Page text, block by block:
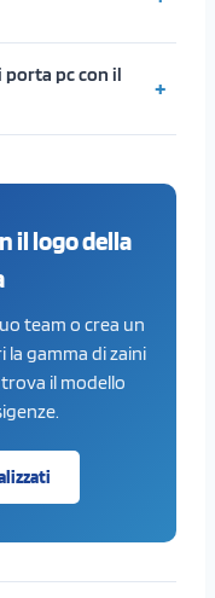
porta pc con il
il logo della
team o crea un
la gamma di zaini
il modello